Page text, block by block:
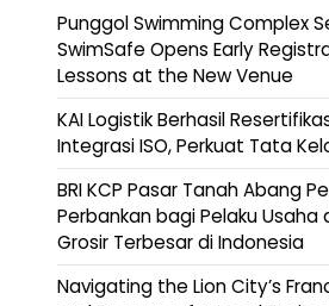
Punggol Swimming Complex
SwimSafe Opens Early
Lessons at the New Venue
KAI Logistik Berhasil
Integrasi ISO, Perkuat Tata
BRI KCP Pasar Tanah Abang
Perbankan bagi Pelaku Usaha
Grosir Terbesar di Indonesia
Navigating the Lion City’s